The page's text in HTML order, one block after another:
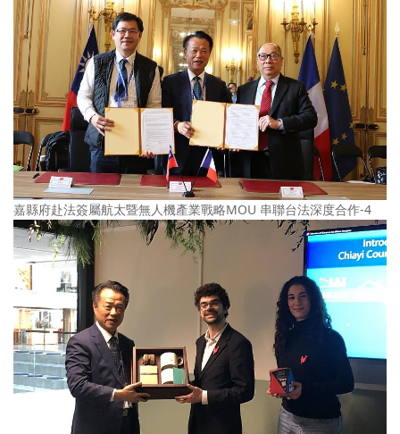
嘉縣府赴法簽屬航太暨無人機產業戰略MOU 串聯台法深度合作-4